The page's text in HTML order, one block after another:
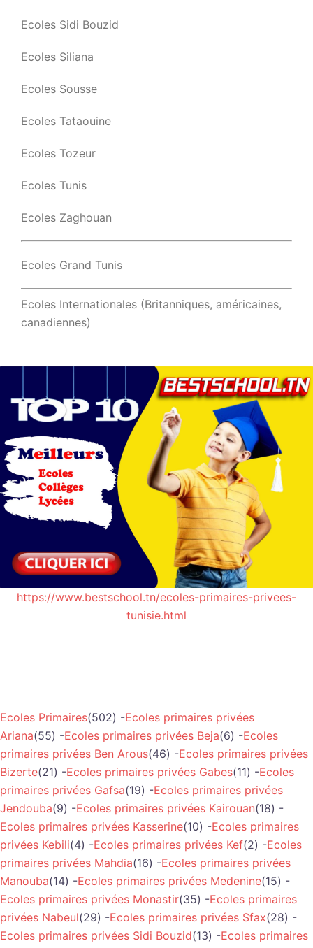
Ecoles Sidi Bouzid
Ecoles Siliana
Ecoles Sousse
Ecoles Tataouine
Ecoles Tozeur
Ecoles Tunis
Ecoles Zaghouan
Ecoles Grand Tunis
Ecoles Internationales (Britanniques, américaines,
canadiennes)
https://www.bestschool.tn/ecoles-primaires-privees-
tunisie.html
Ecoles Primaires(502) -Ecoles primaires privées
Ariana(55) -Ecoles primaires privées Beja(6) -Ecoles
primaires privées Ben Arous(46) -Ecoles primaires privées
Bizerte(21) -Ecoles primaires privées Gabes(11) -Ecoles
primaires privées Gafsa(19) -Ecoles primaires privées
Jendouba(9) -Ecoles primaires privées Kairouan(18) -
Ecoles primaires privées Kasserine(10) -Ecoles primaires
privées Kebili(4) -Ecoles primaires privées Kef(2) -Ecoles
primaires privées Mahdia(16) -Ecoles primaires privées
Manouba(14) -Ecoles primaires privées Medenine(15) -
Ecoles primaires privées Monastir(35) -Ecoles primaires
privées Nabeul(29) -Ecoles primaires privées Sfax(28) -
Ecoles primaires privées Sidi Bouzid(13) -Ecoles primaires